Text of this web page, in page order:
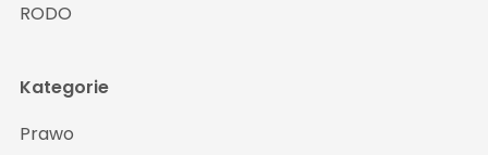
RODO
Kategorie
Prawo